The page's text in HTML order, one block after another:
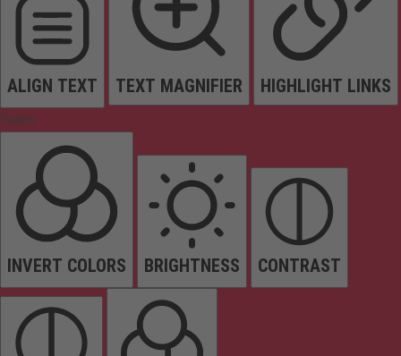
ALIGN TEXT TEXT MAGNIFIER HIGHLIGHT LINKS
Colors
INVERT COLORS BRIGHTNESS CONTRAST